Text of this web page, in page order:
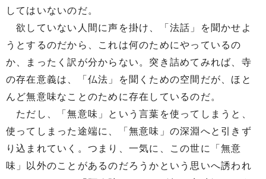
してはいないのだ。
欲していない人間に声を掛け、「法話」を聞かせよ
うとするのだから、これは何のためにやっているの
か、まったく訳が分からない。突き詰めてみれば、寺
の存在意義は、「仏法」を聞くための空間だが、ほと
んど無意味なことのために存在しているのだ。
ただし、「無意味」という言葉を使ってしまうと、
使ってしまった途端に、「無意味」の深淵へと引きず
り込まれていく。つまり、一気に、この世に「無意
味」以外のことがあるのだろうかという思いへ誘われ